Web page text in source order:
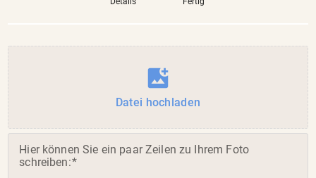
add_photo_alternate
Datei hochladen
(Pflichtfeld)
Hier können Sie ein paar Zeilen zu Ihrem Foto
schreiben: